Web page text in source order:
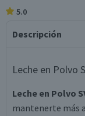
5.0
Descripción
Leche en Polvo
Leche en Polvo
mantenerte más